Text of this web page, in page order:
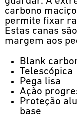
carbono
permite fixar
Estas canas
margem aos
Blank
Telescópica
Pega lisa
Ação
Proteção
base